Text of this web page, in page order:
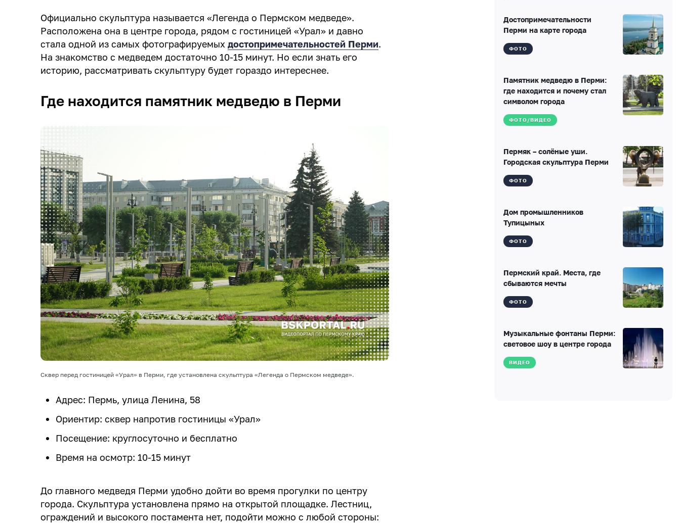
Официально скульптура называется «Легенда о Пермском медведе».
Расположена она в центре города, рядом с гостиницей «Урал» и давно
стала одной из самых фотографируемыхдостопримечательностей Перми.
На знакомство с медведем достаточно 10-15 минут. Но если знать его
историю, рассматривать скульптуру будет гораздо интереснее.
Где находится памятник медведю в Перми
Сквер перед гостиницей «Урал» в Перми, где установлена скульптура «Легенда о Пермском медведе».
Адрес: Пермь, улица Ленина, 58
Ориентир: сквер напротив гостиницы «Урал»
Посещение: круглосуточно и бесплатно
Время на осмотр: 10-15 минут
До главного медведя Перми удобно дойти во время прогулки по центру
города. Скульптура установлена прямо на открытой площадке. Лестниц,
ограждений и высокого постамента нет, подойти можно с любой стороны:
Достопримечательности
Перми на карте города
ФОТО
Памятник медведю в Перми:
где находится и почему стал
символом города
ФОТО/ВИДЕО
Пермяк – солёные уши.
Городская скульптура Перми
ФОТО
Дом промышленников
Тупицыных
ФОТО
Пермский край. Места, где
сбываются мечты
ФОТО
Музыкальные фонтаны Перми:
световое шоу в центре города
ВИДЕО